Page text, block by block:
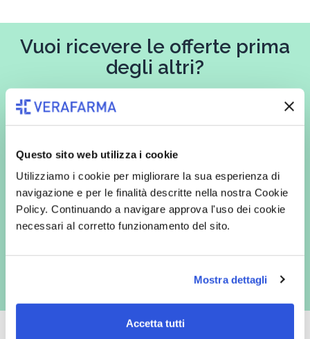
Questo sito web utilizza i cookie
Utilizziamo i cookie per migliorare la sua esperienza di
navigazione e per le finalità descritte nella nostra Cookie
Policy. Continuando a navigare approva l'uso dei cookie
necessari al corretto funzionamento del sito.
Mostra dettagli
Accetta tutti
Vuoi ricevere le offerte prima
degli altri?
Iscriviti alla newsletter
In qualità di interessato, avendo letto l’informativa
Privacy Policy
redatta ai sensi del Regolamento EU 2016/679, acconsento
espressamente al trattamento dei miei dati personali per finalità
commerciali da parte di Verafarma, tra cui invio di comunicazioni
marketing (con modalità telematiche - quali ad es. newsletter ed e-mail
con inviti e comunicazioni commerciali - e modalità tradizionali, quali ad